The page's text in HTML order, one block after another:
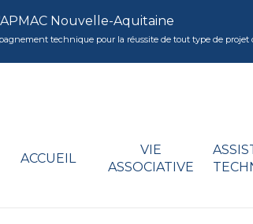
Nouvelle-Aquitaine
technique pour la réussite de tout type de projet
ACCUEIL
VIE
ASSOCIATIVE